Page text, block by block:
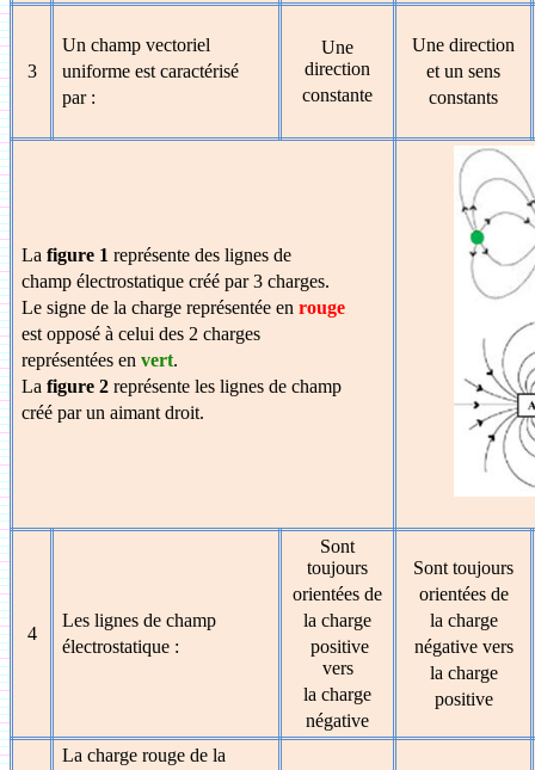
3
Un champ vectoriel
uniforme est caractérisé
par :
Une
direction
constante
Une direction
et un sens
constants
Lafigure 1 représente des lignes de
champ électrostatique créé par 3 charges.
Le signe de la charge représentée enrouge
est opposé à celui des 2 charges
représentées envert.
Lafigure 2 représente les lignes de champ
créé par un aimant droit.
4
Les lignes de champ
électrostatique :
Sont
toujours
orientées de
la charge
positive
vers
la charge
négative
Sont toujours
orientées de
la charge
négative vers
la charge
positive
La charge rouge de la